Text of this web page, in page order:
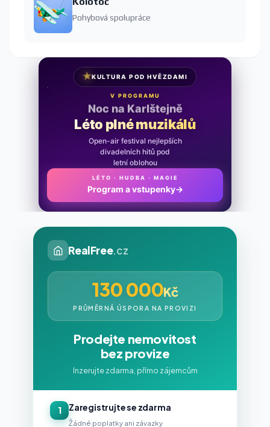
Pohybová spolupráce
★KULTURA POD HVĚZDAMI
V PROGRAMU
Noc na Karlštejně
Léto plné muzikálů
Open-air festival nejlepších
divadelních hitů pod
letní oblohou
LÉTO · HUDBA · MAGIE
Program a vstupenky →
RealFree.cz
130 000Kč
PRŮMĚRNÁ ÚSPORA NA PROVIZI
Prodejte nemovitost
bez provize
Inzerujte zdarma, přímo zájemcům
1 Zaregistrujte se zdarma
Žádné poplatky ani závazky